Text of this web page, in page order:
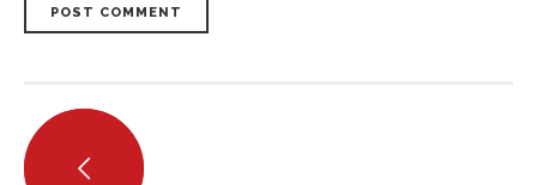
POST COMMENT